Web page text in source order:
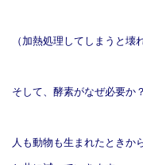
（加熱処理してしまうと壊
そして、酵素がなぜ必要か
人も動物も生まれたときか